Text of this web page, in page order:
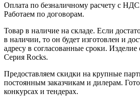
Оплата по безналичному расчету с
Работаем по договорам.
Товар в наличие на складе. Если
в наличии, то он будет изготовлен и
адресу в согласованные сроки. Изделие
Серия Rocks.
Предоставляем скидки на крупные
постоянным заказчикам и дилерам.
конкурсах и тендерах.